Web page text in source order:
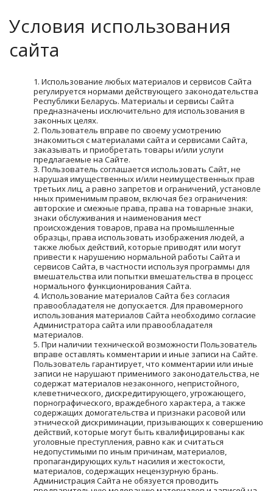
Условия использования
сайта
Использование любых материалов и сервисов Сайта
регулируется нормами действующего законодательства
Республики Беларусь. Материалы и сервисы Сайта
предназначены исключительно для использования в
законных целях.
Пользователь вправе по своему усмотрению
знакомиться с материалами сайта и сервисами Сайта,
заказывать и приобретать товары и/или услуги
предлагаемые на Сайте.
Пользователь соглашается использовать Сайт, не
нарушая имущественных и/или неимущественных прав
третьих лиц, а равно запретов и ограничений, установле
нных применимым правом, включая без ограничения:
авторские и смежные права, права на товарные знаки,
знаки обслуживания и наименования мест
происхождения товаров, права на промышленные
образцы, права использовать изображения людей, а
также любых действий, которые приводят или могут
привести к нарушению нормальной работы Сайта и
сервисов Сайта, в частности используя программы для
вмешательства или попытки вмешательства в процесс
нормального функционирования Сайта.
Использование материалов Сайта без согласия
правообладателя не допускается. Для правомерного
использования материалов Сайта необходимо согласие
Администратора сайта или правообладателя
материалов.
При наличии технической возможности Пользователь
вправе оставлять комментарии и иные записи на Сайте.
Пользователь гарантирует, что комментарии или иные
записи не нарушают применимого законодательства, не
содержат материалов незаконного, непристойного,
клеветнического, дискредитирующего, угрожающего,
порнографического, враждебного характера, а также
содержащих домогательства и признаки расовой или
этнической дискриминации, призывающих к совершению
действий, которые могут быть квалифицированы как
уголовные преступления, равно как и считаться
недопустимыми по иным причинам, материалов,
пропагандирующих культ насилия и жестокости,
материалов, содержащих нецензурную брань.
Администрация Сайта не обязуется проводить